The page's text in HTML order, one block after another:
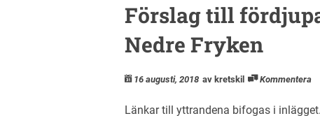
Förslag till
Nedre Fryken
16 augusti, 2018 av kretskil Kommentera
Länkar till yttrandena bifogas i